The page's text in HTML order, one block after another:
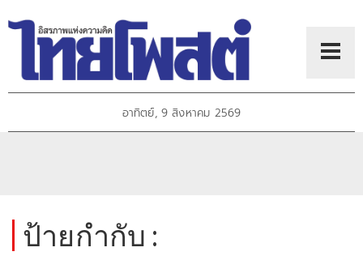
อาทิตย์, 9 สิงหาคม 2569
ป้ายกำกับ :